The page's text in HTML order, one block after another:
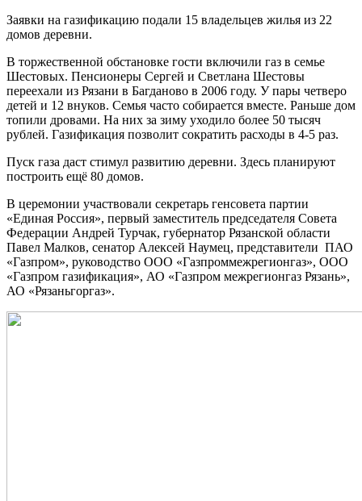
Заявки на газификацию подали 15 владельцев жилья из 22
домов деревни.
В торжественной обстановке гости включили газ в семье
Шестовых. Пенсионеры Сергей и Светлана Шестовы
переехали из Рязани в Багданово в 2006 году. У пары четверо
детей и 12 внуков. Семья часто собирается вместе. Раньше дом
топили дровами. На них за зиму уходило более 50 тысяч
рублей. Газификация позволит сократить расходы в 4-5 раз.
Пуск газа даст стимул развитию деревни. Здесь планируют
построить ещё 80 домов.
В церемонии участвовали секретарь генсовета партии
«Единая Россия», первый заместитель председателя Совета
Федерации Андрей Турчак, губернатор Рязанской области
Павел Малков, сенатор Алексей Наумец, представители ПАО
«Газпром», руководство ООО «Газпроммежрегионгаз», ООО
«Газпром газификация», АО «Газпром межрегионгаз Рязань»,
АО «Рязаньгоргаз».